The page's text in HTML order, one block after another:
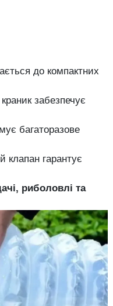
до компактних
забезпечує
багаторазове
клапан гарантує
риболовлі та